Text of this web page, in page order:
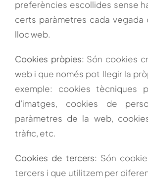
preferències escollides sense
certs paràmetres cada vegada
lloc web.
Cookies pròpies: Són cookies
web i que només pot llegir la
exemple: cookies tècniques
d’imatges, cookies de
paràmetres de la web,
tràfic, etc.
Cookies de tercers: Són
tercers i que utilitzem per